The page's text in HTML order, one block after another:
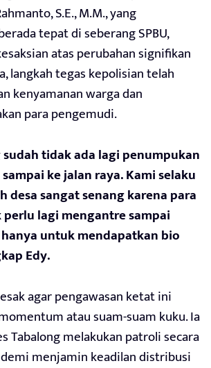
S.E., M.M., yang
tepat di seberang SPBU,
atas perubahan signifikan
langkah tegas kepolisian telah
kenyamanan warga dan
para pengemudi.
sudah tidak ada lagi penumpukan
ke jalan raya. Kami selaku
desa sangat senang karena para
lagi mengantre sampai
untuk mendapatkan bio
Edy.
agar pengawasan ketat ini
atau suam-suam kuku. Ia
Tabalong melakukan patroli secara
menjamin keadilan distribusi